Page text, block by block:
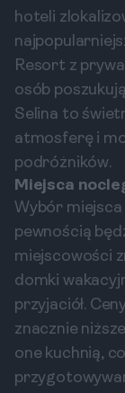
hoteli
Resort z
osób
Selina to
atmosferę i
podróżników.
Miejsca
Wybór
pewnością
miejscowości
domki
przyjaciół.
znacznie
one kuchnią,